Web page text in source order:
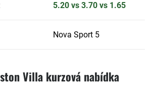
5.20 vs 3.70 vs 1.65
Nova Sport 5
Villa kurzová nabídka